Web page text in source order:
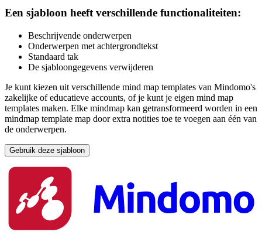
Een sjabloon heeft verschillende functionaliteiten:
Beschrijvende onderwerpen
Onderwerpen met achtergrondtekst
Standaard tak
De sjabloongegevens verwijderen
Je kunt kiezen uit verschillende mind map templates van Mindomo's
zakelijke of educatieve accounts, of je kunt je eigen mind map
templates maken. Elke mindmap kan getransformeerd worden in een
mindmap template map door extra notities toe te voegen aan één van
de onderwerpen.
Gebruik deze sjabloon